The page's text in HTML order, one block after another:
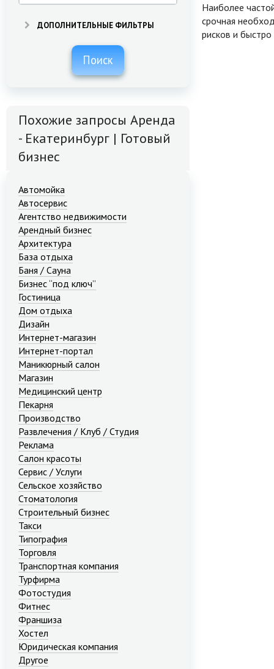
ДОПОЛНИТЕЛЬНЫЕ ФИЛЬТРЫ
Поиск
Похожие запросы Аренда
- Екатеринбург | Готовый
бизнес
Автомойка
Автосервис
Агентство недвижимости
Арендный бизнес
Архитектура
База отдыха
Баня / Сауна
Бизнес “под ключ”
Гостиница
Дом отдыха
Дизайн
Интернет-магазин
Интернет-портал
Маникюрный салон
Магазин
Медицинский центр
Пекарня
Производство
Развлечения / Клуб / Студия
Реклама
Салон красоты
Сервис / Услуги
Сельское хозяйство
Стоматология
Строительный бизнес
Такси
Типография
Торговля
Транспортная компания
Турфирма
Фотостудия
Фитнес
Франшиза
Хостел
Юридическая компания
Другое
Наиболее
срочная
рисков и быстро